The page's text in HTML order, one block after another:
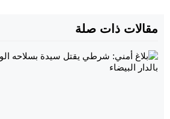
مقالات ذات صلة